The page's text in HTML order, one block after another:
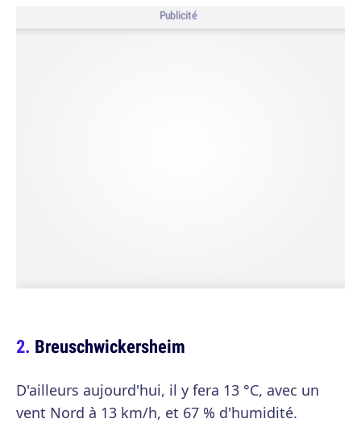
Publicité
Breuschwickersheim
D'ailleurs aujourd'hui, il y fera 13 °C, avec un
vent Nord à 13 km/h, et 67 % d'humidité.